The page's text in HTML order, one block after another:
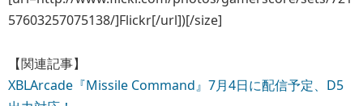
57603257075138/]Flickr[/url])[/size]
【関連記事】
XBLArcade『Missile Command』7月4日に配信予定、D5